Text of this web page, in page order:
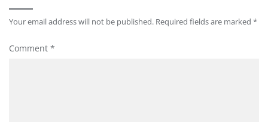
Your email address will not be published. Required fields are marked *
Comment *